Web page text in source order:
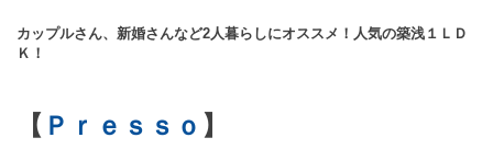
カップルさん、新婚さんなど2人暮らしにオススメ！人気の築浅１ＬＤ
Ｋ！
【 Ｐｒｅｓｓｏ 】